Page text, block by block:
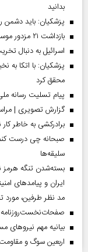
بدانید
پزشکیان: باید دشمن
بازداشت ۲۱ مزدور موساد و ۴ شرور مسلح در استان کرمان
اسرائیل به دنبال
پزشکیان: با اتکا به
محقق کرد
پیام تسلیت رسانه
گزارش تصویری |
برادرکشی به خاطر
سلیقه‌ها
بسته‌شدن تنگه هرمز
ایران و پیامد‌های
مد نظر طرفین، مورد
صفحات‌نخست‌روزنامه ها‌ی
بیانیه مهم
اربعین سوگ و مقاومت